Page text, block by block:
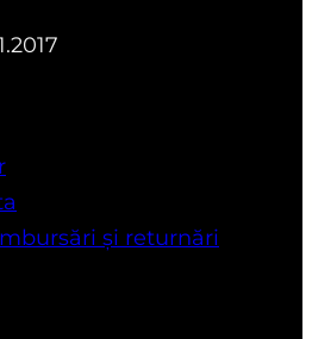
și returnări